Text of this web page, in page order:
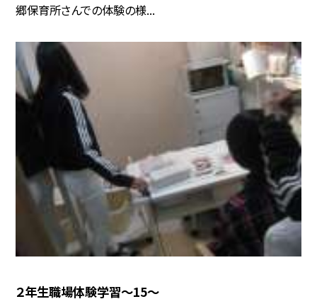
郷保育所さんでの体験の様...
２年生職場体験学習〜15〜